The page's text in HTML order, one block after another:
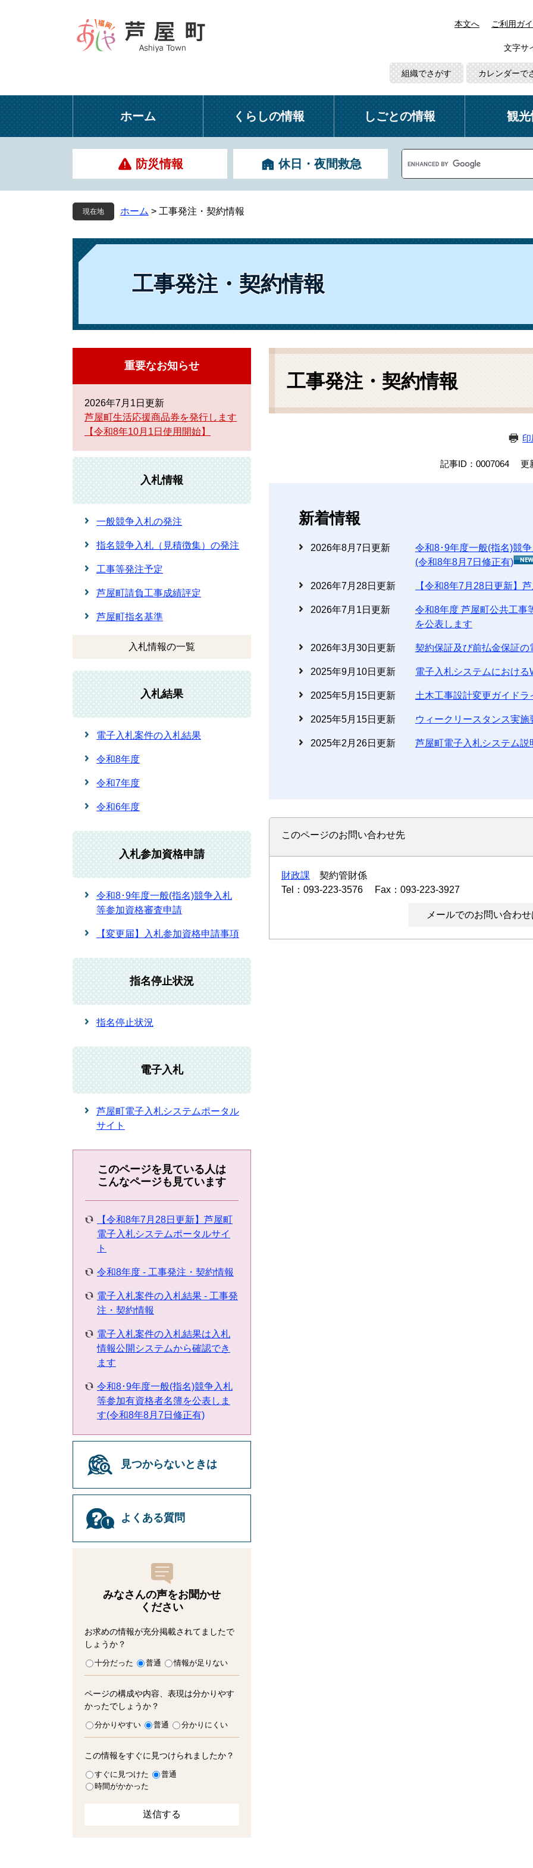
本
本文へ ご利用ガ
文字サ
組織でさがす カレンダーで
ホーム くらしの情報 しごとの情報 観
防災情報 休日・夜間救急
o
g
ス
現在地 ホーム > 工事発注・契約情報
工事発注・契約情報
本
工事発注・契約情報
記事ID：0007064 更
新着情報
2026年8月7日更新
令和8･9年度一般(指名)競
(令和8年8月7日修正有)
2026年7月28日更新 【令和8年7月28日更新】
2026年7月1日更新
令和8年度 芦屋町公共工事
を公表します
2026年3月30日更新 契約保証及び前払金保証
2025年9月10日更新 電子入札システムにおけ
2025年5月15日更新 土木工事設計変更ガイド
2025年5月15日更新 ウィークリースタンス実
2025年2月26日更新 芦屋町電子入札システム
このページのお問い合わせ先
財政課
契約管財係
Tel：093-223-3576
Fax：093-223-3927
メールでのお問い合わ
重要なお知らせ
2026年7月1日更新
芦屋町生活応援商品券を発行します
【令和8年10月1日使用開始】
入札情報
一般競争入札の発注
指名競争入札（見積徴集）の発注
工事等発注予定
芦屋町請負工事成績評定
芦屋町指名基準
入札情報の一覧
入札結果
電子入札案件の入札結果
令和8年度
令和7年度
令和6年度
入札参加資格申請
令和8･9年度一般(指名)競争入札
等参加資格審査申請
【変更届】入札参加資格申請事項
指名停止状況
指名停止状況
電子入札
芦屋町電子入札システムポータル
サイト
このページを見ている人は
こんなページも見ています
【令和8年7月28日更新】芦屋町
電子入札システムポータルサイ
ト
令和8年度 - 工事発注・契約情報
電子入札案件の入札結果 - 工事発
注・契約情報
電子入札案件の入札結果は入札
情報公開システムから確認でき
ます
令和8･9年度一般(指名)競争入札
等参加有資格者名簿を公表しま
す(令和8年8月7日修正有)
見つからないときは
よくある質問
みなさんの声をお聞かせ
ください
お求めの情報が充分掲載されてましたで
しょうか？
十分だった 普通 情報が足りない
ページの構成や内容、表現は分かりやす
かったでしょうか？
分かりやすい 普通 分かりにくい
この情報をすぐに見つけられましたか？
すぐに見つけた
普通
時間がかかった